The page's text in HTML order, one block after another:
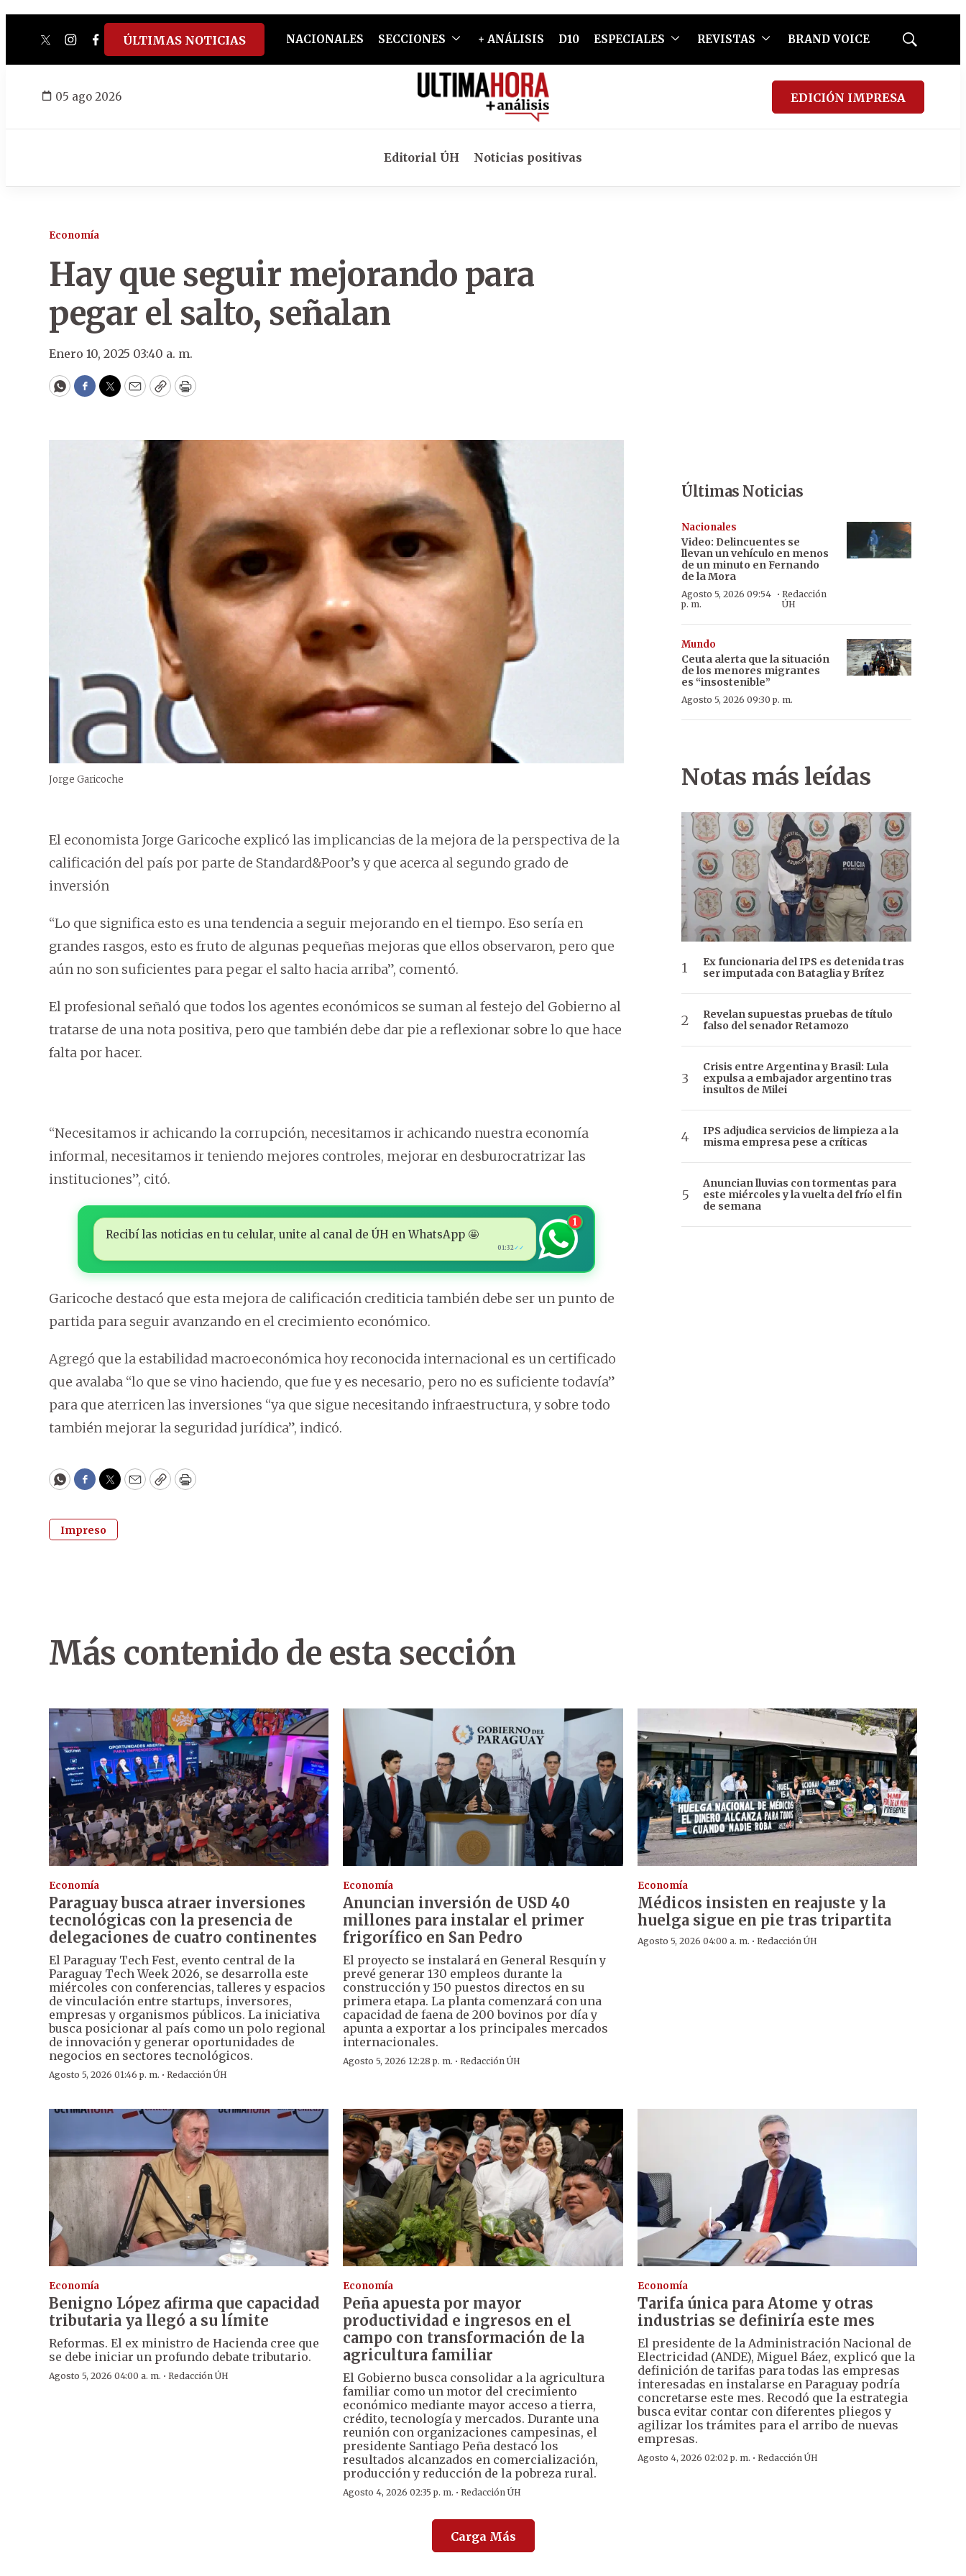
twitterinstagram
facebook
tiktokyoutube
spotify
ÚLTIMAS NOTICIAS NACIONALES SECCIONES + ANÁLISIS D10 ESPECIALES REVISTAS BRAND VOICE
Mostrar
05 ago 2026 EDICIÓN IMPRESA
Editorial ÚH Noticias positivas
Economía
Hay que seguir mejorando para
pegar el salto, señalan
Enero 10, 2025 03:40 a. m.
WhatsApp
Facebook
Twitter
EmailCopyPrint
Jorge Garicoche
El economista Jorge Garicoche explicó las implicancias de la mejora de la perspectiva de la
calificación del país por parte de Standard&Poor’s y que acerca al segundo grado de
inversión
“Lo que significa esto es una tendencia a seguir mejorando en el tiempo. Eso sería en
grandes rasgos, esto es fruto de algunas pequeñas mejoras que ellos observaron, pero que
aún no son suficientes para pegar el salto hacia arriba”, comentó.
El profesional señaló que todos los agentes económicos se suman al festejo del Gobierno al
tratarse de una nota positiva, pero que también debe dar pie a reflexionar sobre lo que hace
falta por hacer.
“Necesitamos ir achicando la corrupción, necesitamos ir achicando nuestra economía
informal, necesitamos ir teniendo mejores controles, mejorar en desburocratrizar las
instituciones”, citó.
Recibí las noticias en tu celular, unite al canal de ÚH en WhatsApp 🤩
01:32✓✓
1
Garicoche destacó que esta mejora de calificación crediticia también debe ser un punto de
partida para seguir avanzando en el crecimiento económico.
Agregó que la estabilidad macroeconómica hoy reconocida internacional es un certificado
que avalaba “lo que se vino haciendo, que fue y es necesario, pero no es suficiente todavía”
para que aterricen las inversiones “ya que sigue necesitando infraestructura, y sobre todo
también mejorar la seguridad jurídica”, indicó.
WhatsApp
Facebook
Twitter
EmailCopyPrint
Impreso
Últimas Noticias
Nacionales
Video: Delincuentes se
llevan un vehículo en menos
de un minuto en Fernando
de la Mora
Agosto 5, 2026 09:54
p. m.
· Redacción
ÚH
Mundo
Ceuta alerta que la situación
de los menores migrantes
es “insostenible”
Agosto 5, 2026 09:30 p. m.
Notas más leídas
Ex funcionaria del IPS es detenida tras
ser imputada con Bataglia y Brítez
Revelan supuestas pruebas de título
falso del senador Retamozo
Crisis entre Argentina y Brasil: Lula
expulsa a embajador argentino tras
insultos de Milei
IPS adjudica servicios de limpieza a la
misma empresa pese a críticas
Anuncian lluvias con tormentas para
este miércoles y la vuelta del frío el fin
de semana
Más contenido de esta sección
Economía
Paraguay busca atraer inversiones
tecnológicas con la presencia de
delegaciones de cuatro continentes
El Paraguay Tech Fest, evento central de la
Paraguay Tech Week 2026, se desarrolla este
miércoles con conferencias, talleres y espacios
de vinculación entre startups, inversores,
empresas y organismos públicos. La iniciativa
busca posicionar al país como un polo regional
de innovación y generar oportunidades de
negocios en sectores tecnológicos.
Agosto 5, 2026 01:46 p. m. · Redacción ÚH
Economía
Anuncian inversión de USD 40
millones para instalar el primer
frigorífico en San Pedro
El proyecto se instalará en General Resquín y
prevé generar 130 empleos durante la
construcción y 150 puestos directos en su
primera etapa. La planta comenzará con una
capacidad de faena de 200 bovinos por día y
apunta a exportar a los principales mercados
internacionales.
Agosto 5, 2026 12:28 p. m. ·Redacción ÚH
Economía
Médicos insisten en reajuste y la
huelga sigue en pie tras tripartita
Agosto 5, 2026 04:00 a. m. · Redacción ÚH
Economía
Benigno López afirma que capacidad
tributaria ya llegó a su límite
Reformas. El ex ministro de Hacienda cree que
se debe iniciar un profundo debate tributario.
Agosto 5, 2026 04:00 a. m. · Redacción ÚH
Economía
Peña apuesta por mayor
productividad e ingresos en el
campo con transformación de la
agricultura familiar
El Gobierno busca consolidar a la agricultura
familiar como un motor del crecimiento
económico mediante mayor acceso a tierra,
crédito, tecnología y mercados. Durante una
reunión con organizaciones campesinas, el
presidente Santiago Peña destacó los
resultados alcanzados en comercialización,
producción y reducción de la pobreza rural.
Agosto 4, 2026 02:35 p. m. ·Redacción ÚH
Economía
Tarifa única para Atome y otras
industrias se definiría este mes
El presidente de la Administración Nacional de
Electricidad (ANDE), Miguel Báez, explicó que la
definición de tarifas para todas las empresas
interesadas en instalarse en Paraguay podría
concretarse este mes. Recodó que la estrategia
busca evitar contar con diferentes pliegos y
agilizar los trámites para el arribo de nuevas
empresas.
Agosto 4, 2026 02:02 p. m. · Redacción ÚH
Carga Más